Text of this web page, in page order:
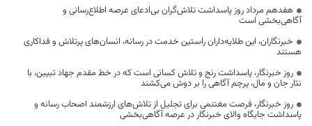
هفدهم مرداد روز پاسداشت تلاش‌گران بی‌ادعای عرصه اطلاع‌رسانی و
آگاهی‌بخشی است
خبرنگاران، این طلایه‌داران راستین خدمت در رسانه، انسان‌های پرتلاش و فداکاری
هستند
روز خبرنگار، پاسداشت رنج و تلاش کسانی است که در خط مقدم جهاد تبیین، با
نثار جان و مال، پرچم آگاهی را بر دوش می‌کشند
روز خبرنگار، فرصت مغتنمی برای تجلیل از تلاش‌های ارزشمند اصحاب رسانه و
پاسداشت جایگاه والای خبرنگار در عرصه آگاهی‌بخشی